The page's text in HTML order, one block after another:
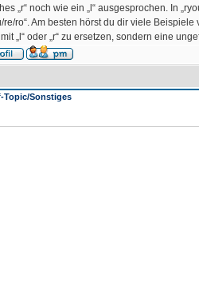
„r“ noch wie ein „l“ ausgesprochen. In
re/ro“. Am besten hörst du dir viele
„l“ oder „r“ zu ersetzen, sondern eine
Topic/Sonstiges